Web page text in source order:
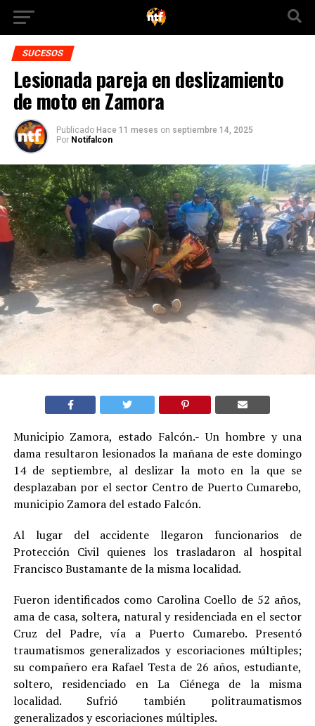
SUCESOS
Lesionada pareja en deslizamiento
de moto en Zamora
Publicado Hace 11 meses on septiembre 14, 2025
Por Notifalcon
Municipio Zamora, estado Falcón.- Un hombre y una
dama resultaron lesionados la mañana de este domingo
14 de septiembre, al deslizar la moto en la que se
desplazaban por el sector Centro de Puerto Cumarebo,
municipio Zamora del estado Falcón.
Al lugar del accidente llegaron funcionarios de
Protección Civil quienes los trasladaron al hospital
Francisco Bustamante de la misma localidad.
Fueron identificados como Carolina Coello de 52 años,
ama de casa, soltera, natural y residenciada en el sector
Cruz del Padre, vía a Puerto Cumarebo. Presentó
traumatismos generalizados y escoriaciones múltiples;
su compañero era Rafael Testa de 26 años, estudiante,
soltero, residenciado en La Ciénega de la misma
localidad. Sufrió también politraumatismos
generalizados y escoriaciones múltiples.